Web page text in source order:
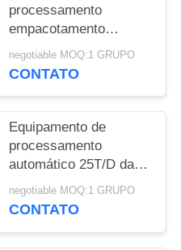
processamento
empacotamento
asséptico da ketchup
de tomate de SS304
negotiable MOQ:1 GRUPO
CONTATO
Equipamento de
processamento
automático 25T/D da
pasta de tomate do
saco asséptico 380V
negotiable MOQ:1 GRUPO
CONTATO